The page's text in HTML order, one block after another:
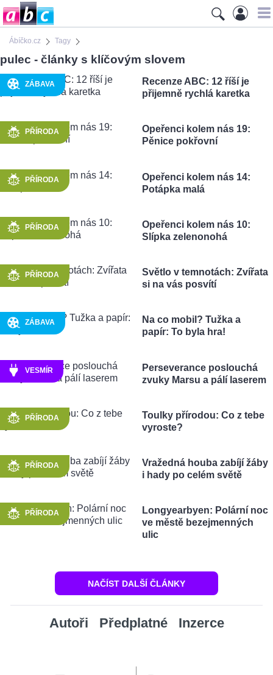
Ábíčko.cz Tagy
pulec - články s klíčovým slovem
ZÁBAVA
Recenze ABC: 12 říší je
přijemně rychlá karetka
PŘÍRODA
Opeřenci kolem nás 19:
Pěnice pokřovní
PŘÍRODA
Opeřenci kolem nás 14:
Potápka malá
PŘÍRODA
Opeřenci kolem nás 10:
Slípka zelenonohá
PŘÍRODA
Světlo v temnotách: Zvířata
si na vás posvítí
ZÁBAVA
Na co mobil? Tužka a
papír: To byla hra!
VESMÍR
Perseverance poslouchá
zvuky Marsu a pálí laserem
PŘÍRODA
Toulky přírodou: Co z tebe
vyroste?
PŘÍRODA
Vražedná houba zabíjí žáby
i hady po celém světě
PŘÍRODA
Longyearbyen: Polární noc
ve městě bezejmenných
ulic
NAČÍST DALŠÍ ČLÁNKY
Autoři Předplatné Inzerce